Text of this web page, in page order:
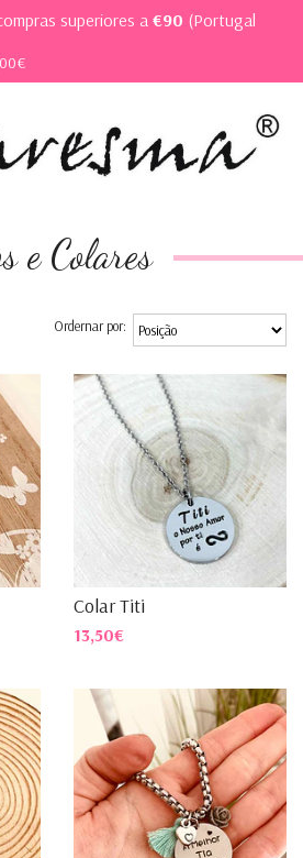
superiores a €90 (Portugal
e Colares
Ordernar por:
Colar Titi
13,50€